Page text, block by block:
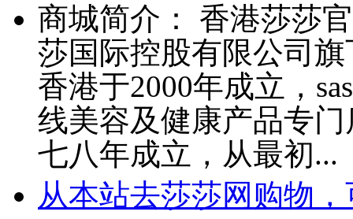
商城简介：
香港莎莎
莎国际控股有限公司
香港于2000年成立，
线美容及健康产品专门
七八年成立，从最初
从本站去莎莎网购物